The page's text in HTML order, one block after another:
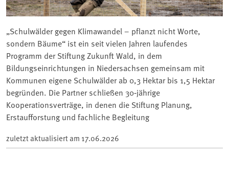
„Schulwälder gegen Klimawandel – pflanzt nicht Worte,
sondern Bäume“ ist ein seit vielen Jahren laufendes
Programm der Stiftung Zukunft Wald, in dem
Bildungseinrichtungen in Niedersachsen gemeinsam mit
Kommunen eigene Schulwälder ab 0,3 Hektar bis 1,5 Hektar
begründen. Die Partner schließen 30‑jährige
Kooperationsverträge, in denen die Stiftung Planung,
Erstaufforstung und fachliche Begleitung
zuletzt aktualisiert am 17.06.2026